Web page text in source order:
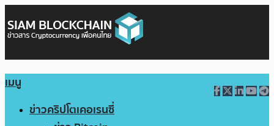
เมนู
ข่าวคริปโตเคอเรนซี่